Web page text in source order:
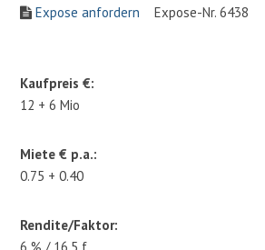
Expose anfordern Expose-Nr. 6438
Kaufpreis €:
12 + 6 Mio
Miete € p.a.:
0.75 + 0.40
Rendite/Faktor: